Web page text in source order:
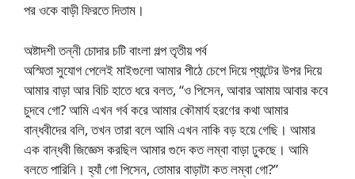
পর ওকে বাড়ী ফিরতে দিতাম।
অষ্টাদশী তন্নী চোদার চটি বাংলা গল্প তৃতীয় পর্ব
অস্মিতা সুযোগ পেলেই মাইগুলো আমার পীঠে চেপে দিয়ে প্যান্টের উপর দিয়ে
আমার বাড়া আর বিচি হাতে ধরে বলত, “ও পিসেন, আবার আমায় আবার কবে
চুদবে গো? আমি এখন গর্ব করে আমার কৌমার্য হরণের কথা আমার
বান্ধবীদের বলি, তখন তারা বলে আমি এখন নাকি বড় হয়ে গেছি। আমার
এক বান্ধবী জিজ্ঞেস করছিল আমার গুদে কত লম্বা বাড়া ঢুকছে। আমি
বলতে পারিনি। হ্যাঁ গো পিসেন, তোমার বাড়াটা কত লম্বা গো?”